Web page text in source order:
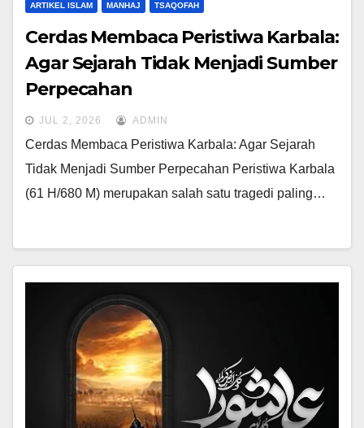
ARTIKEL ISLAM MANHAJ TSAQOFAH
Cerdas Membaca Peristiwa Karbala:
Agar Sejarah Tidak Menjadi Sumber
Perpecahan
JUL 2, 2026 ADMIN
Cerdas Membaca Peristiwa Karbala: Agar Sejarah
Tidak Menjadi Sumber Perpecahan Peristiwa Karbala
(61 H/680 M) merupakan salah satu tragedi paling…